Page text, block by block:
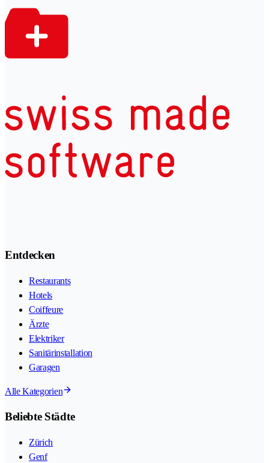
Entdecken
Restaurants
Hotels
Coiffeure
Ärzte
Elektriker
Sanitärinstallation
Garagen
Alle Kategorien
Beliebte Städte
Zürich
Genf